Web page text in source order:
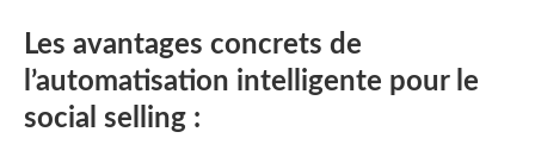
Les avantages concrets de
l’automatisation intelligente pour le
social selling :